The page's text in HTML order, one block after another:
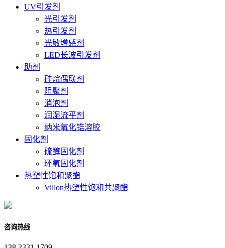
UV引发剂
光引发剂
热引发剂
光敏增感剂
LED长波引发剂
助剂
硅烷偶联剂
阻聚剂
消泡剂
润湿流平剂
纳米氧化锆溶胶
固化剂
硫醇固化剂
环氧固化剂
热塑性饱和聚酯
Villon热塑性饱和共聚酯
咨询热线